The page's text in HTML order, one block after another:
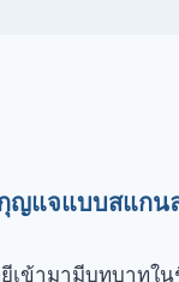
กุญแจแบบสแกน
เข้ามามีบทบาทใ